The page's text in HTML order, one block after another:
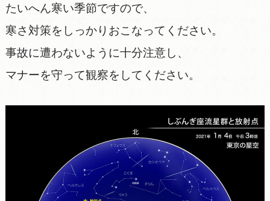
たいへん寒い季節ですので、
寒さ対策をしっかりおこなってください。
事故に遭わないように十分注意し、
マナーを守って観察をしてください。